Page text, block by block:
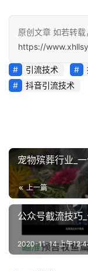
原创文章 如若转载
https://
引流技术
抖音引流技术
宠物殡葬行业_
上一篇
公众号截流技巧
2020-11-14 上午